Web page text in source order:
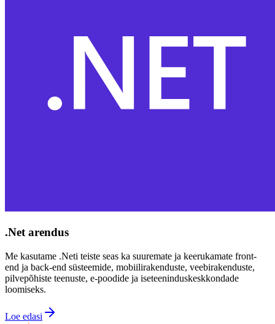
.Net arendus
Me kasutame .Neti teiste seas ka suuremate ja keerukamate front-
end ja back-end süsteemide, mobiilirakenduste, veebirakenduste,
pilvepõhiste teenuste, e-poodide ja iseteeninduskeskkondade
loomiseks.
Loe edasi